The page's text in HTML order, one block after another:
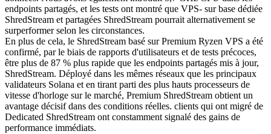
endpoints partagés, et les tests ont montré que VPS- sur base dédiée
ShredStream et partagées ShredStream pourrait alternativement se
surperformer selon les circonstances.
En plus de cela, le ShredStream basé sur Premium Ryzen VPS a été
confirmé, par le biais de rapports d'utilisateurs et de tests précoces,
être plus de 87 % plus rapide que les endpoints partagés mis à jour,
ShredStream. Déployé dans les mêmes réseaux que les principaux
validateurs Solana et en tirant parti des plus hauts processeurs de
vitesse d'horloge sur le marché, Premium ShredStream obtient un
avantage décisif dans des conditions réelles. clients qui ont migré de
Dedicated ShredStream ont constamment signalé des gains de
performance immédiats.